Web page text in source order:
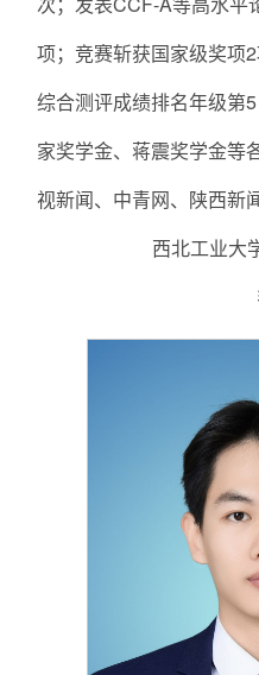
项；竞赛斩获国家级奖项
综合测评成绩排名年级第
家奖学金、蒋震奖学金等
视新闻、中青网、陕西新
西北工业大